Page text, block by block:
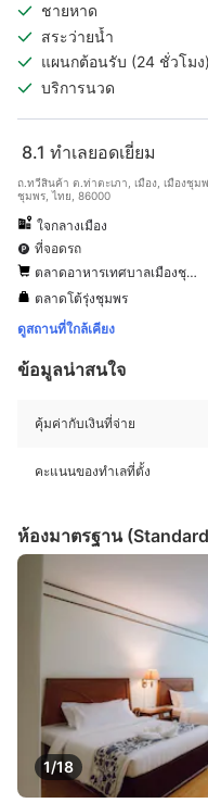
ชายหาด
สระว่ายน้ำ
แผนกต้อนรับ (24 ชั่วโมง)
บริการนวด
8.1 ทำเลยอดเยี่ยม
ถ.ทวีสินค้า ต.ท่าตะเภา, เมือง, เมืองชุม
ชุมพร, ไทย, 86000
ใจกลางเมือง
ที่จอดรถ
ตลาดอาหารเทศบาลเมืองชุมพร
ตลาดโต้รุ่งชุมพร
ดูสถานที่ใกล้เคียง
ข้อมูลน่าสนใจ
คุ้มค่ากับเงินที่จ่าย
คะแนนของทำเลที่ตั้ง
ห้องมาตรฐาน
1/18